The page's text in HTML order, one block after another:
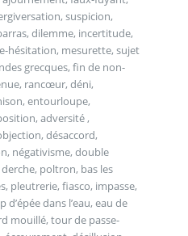
suspicion,
dilemme, incertitude,
hésitation, mesurette, sujet
grecques, fin de non-
rancœur, déni,
entourloupe,
adversité ,
désaccord,
négativisme, double
poltron, bas les
pleutrerie, fiasco, impasse,
dans l’eau, eau de
mouillé, tour de passe-